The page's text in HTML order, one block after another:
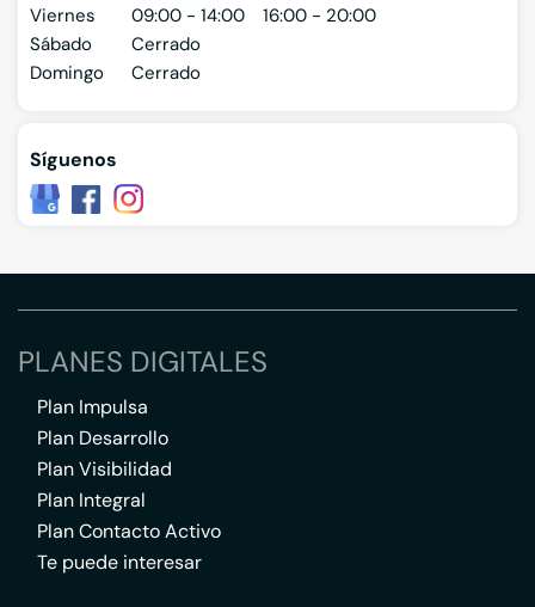
Viernes 09:00 - 14:00
16:00 - 20:00
Sábado
Cerrado
Domingo
Cerrado
Síguenos
PLANES DIGITALES
Plan Impulsa
Plan Desarrollo
Plan Visibilidad
Plan Integral
Plan Contacto Activo
Te puede interesar